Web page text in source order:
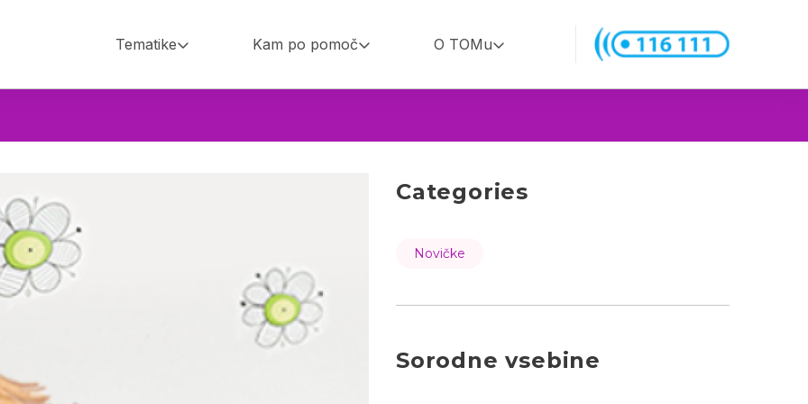
Main
navigation
Tematike Kam po pomoč O TOMu
Categories
Novičke
Sorodne vsebine